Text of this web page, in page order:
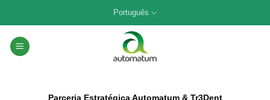
content
Português
Parceria Estratégica Automatum & Tr3Dent